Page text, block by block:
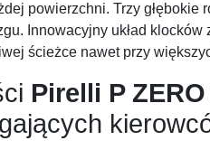
powierzchni. Trzy głębokie
Innowacyjny układ
ścieżce nawet przy
Pirelli P